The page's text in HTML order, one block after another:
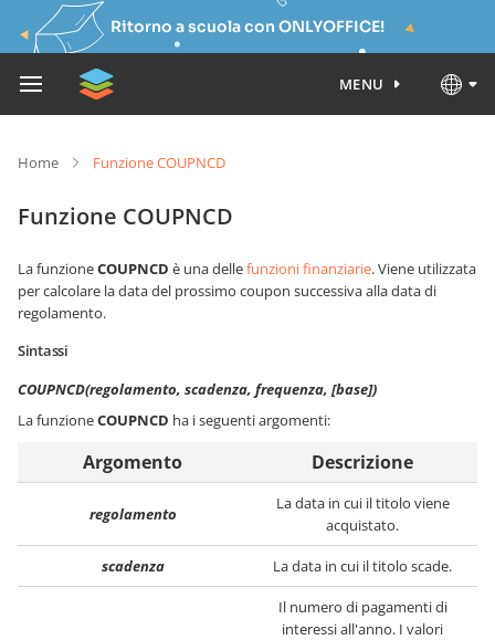
Ritorno a scuola con ONLYOFFICE!
MENU
Home Funzione COUPNCD
Funzione COUPNCD
La funzioneCOUPNCD è una dellefunzioni finanziarie. Viene utilizzata
per calcolare la data del prossimo coupon successiva alla data di
regolamento.
Sintassi
COUPNCD(regolamento, scadenza, frequenza, [base])
La funzioneCOUPNCD ha i seguenti argomenti:
Argomento Descrizione
regolamento
La data in cui il titolo viene
acquistato.
scadenza La data in cui il titolo scade.
Il numero di pagamenti di
interessi all'anno. I valori